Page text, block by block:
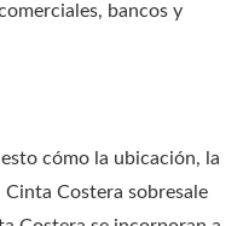
bancos y
cómo la ubicación, la
Costera sobresale